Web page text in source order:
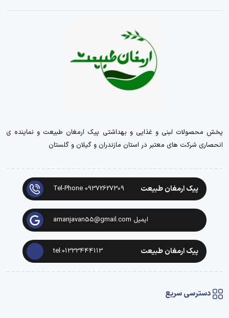
پخش محصولات لبنی و غذایی و بهداشتی پیک ارمغان طبیعت و نماینده ی
انحصاری شرکت های معتبر در استان مازندران و گیلان و گلستان
پیک ارمغان طبیعت Tel-Phone 09372627309
ایمیل arnanjavan55@gmail.com
پیک ارمغان طبیعت tel:01333444113
دسترسی سریع